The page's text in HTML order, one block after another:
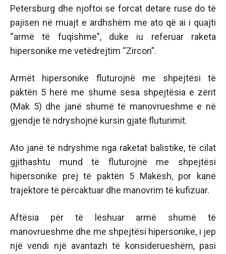
Petersburg dhe njoftoi se forcat detare ruse do të
pajisen në muajt e ardhshëm me ato që ai i quajti
“armë të fuqishme”, duke iu referuar raketa
hipersonike me vetëdrejtim “Zircon”.
Armët hipersonike fluturojnë me shpejtësi të
paktën 5 herë me shumë sesa shpejtësia e zërit
(Mak 5) dhe janë shumë të manovrueshme e në
gjendje të ndryshojnë kursin gjatë fluturimit.
Ato janë të ndryshme nga raketat balistike, të cilat
gjithashtu mund të fluturojnë me shpejtësi
hipersonike prej të paktën 5 Makësh, por kanë
trajektore të përcaktuar dhe manovrim të kufizuar.
Aftësia për të lëshuar armë shumë të
manovrueshme dhe me shpejtësi hipersonike, i jep
një vendi një avantazh të konsiderueshëm, pasi